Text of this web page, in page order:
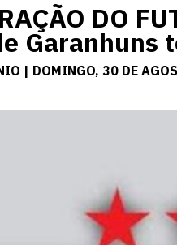
DO
Garanhuns
| DOMINGO, 30 DE